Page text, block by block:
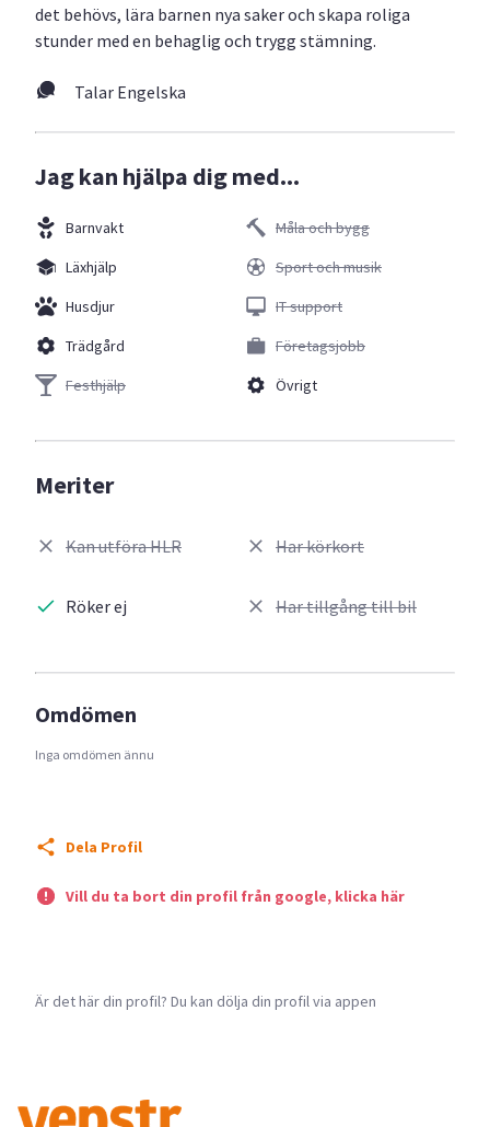
det behövs, lära barnen nya saker och skapa roliga
stunder med en behaglig och trygg stämning.
Talar Engelska
Jag kan hjälpa dig med...
Barnvakt
Läxhjälp
Husdjur
Trädgård
Festhjälp
Måla och bygg
Sport och musik
IT support
Företagsjobb
Övrigt
Meriter
Kan utföra HLR
Röker ej
Har körkort
Har tillgång till bil
Omdömen
Inga omdömen ännu
Dela Profil
Vill du ta bort din profil från google, klicka här
Är det här din profil? Du kan dölja din profil via appen